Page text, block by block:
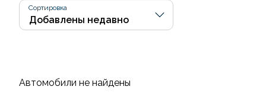
Сортировка
Автомобили не найдены